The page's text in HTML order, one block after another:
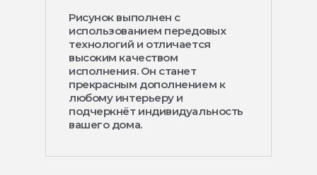
Рисунок выполнен с
использованием передовых
технологий и отличается
высоким качеством
исполнения. Он станет
прекрасным дополнением к
любому интерьеру и
подчеркнёт индивидуальность
вашего дома.